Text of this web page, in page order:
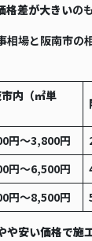
格差が大きいの
場と阪南市の
内（㎡単
円〜3,800円
円〜6,500円
円〜8,500円
や安い価格で施